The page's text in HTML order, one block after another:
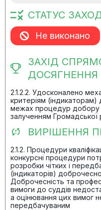
СТАТУС
Не виконано
ЗАХІД
ДОСЯГНЕННЯ
2.1.2.2. Удосконалено
критеріям (індикаторам)
межах процедур добору
залученням
ВИРІШЕННЯ
2.1.2. Процедури
конкурсні процедури
розробки чітких і
(індикаторів)
Доброчесність та
вимоги до суддів
а оцінювання цих вимог
передбачуваним